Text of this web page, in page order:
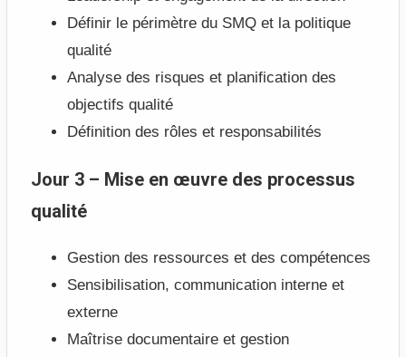
Définir le périmètre du SMQ et la politique
qualité
Analyse des risques et planification des
objectifs qualité
Définition des rôles et responsabilités
Jour 3 – Mise en œuvre des processus
qualité
Gestion des ressources et des compétences
Sensibilisation, communication interne et
externe
Maîtrise documentaire et gestion